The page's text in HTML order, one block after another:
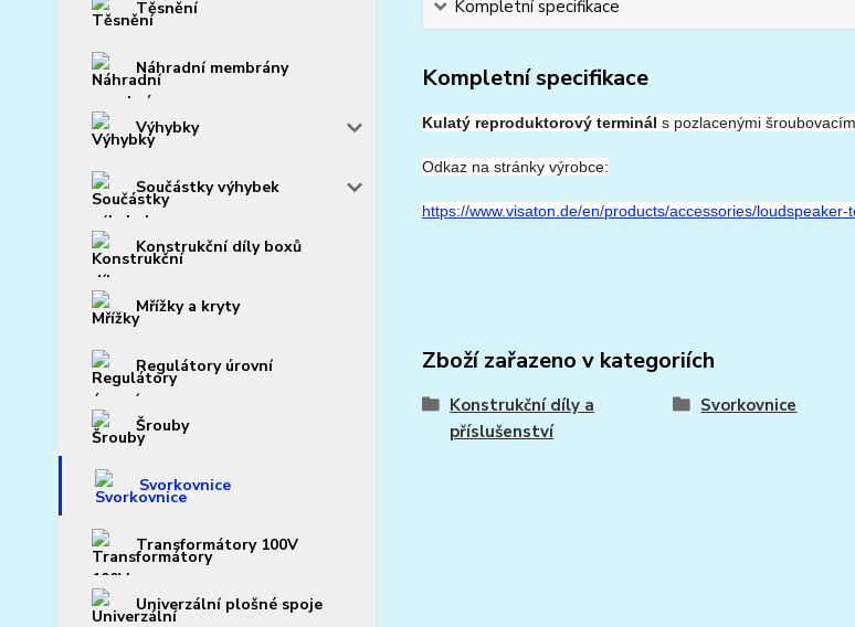
Těsnění
Náhradní membrány
Výhybky
Součástky výhybek
Konstrukční díly boxů
Mřížky a kryty
Regulátory úrovní
Šrouby
Svorkovnice
Transformátory 100V
Univerzální plošné spoje
Kompletní specifikace
Kompletní specifikace
Kulatý reproduktorový terminál s pozlacenými
Odkaz na stránky výrobce:
https://www.visaton.de/en/products/accessories/loudspeaker-
Zboží zařazeno v kategoriích
Konstrukční díly a
příslušenství
Svorkovnice